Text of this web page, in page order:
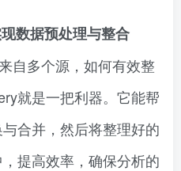
数据预处理与整合
自多个源，如何有效整
就是一把利器。它能帮
合并，然后将整理好的
提高效率，确保分析的